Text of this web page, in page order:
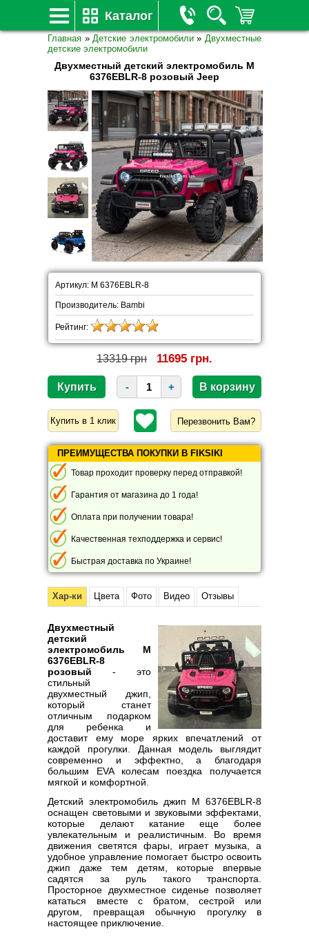
Каталог
Главная »Детские электромобили »Двухместные
детские электромобили
Двухместный детский электромобиль M
6376EBLR-8 розовый Jeep
Артикул: M 6376EBLR-8
Производитель: Bambi
Рейтинг:
13319 грн 11695 грн.
- +
Перезвонить Вам?
ПРЕИМУЩЕСТВА ПОКУПКИ В FIKSIKI
Товар проходит проверку перед отправкой!
Гарантия от магазина до 1 года!
Оплата при получении товара!
Качественная техподдержка и сервис!
Быстрая доставка по Украине!
Хар-ки Цвета Фото Видео Отзывы
Двухместный
детский
электромобиль M
6376EBLR-8
розовый - это
стильный
двухместный джип,
который станет
отличным подарком
для ребенка и
доставит ему море ярких впечатлений от
каждой прогулки. Данная модель выглядит
современно и эффектно, а благодаря
большим EVA колесам поездка получается
мягкой и комфортной.
Детский электромобиль джип M 6376EBLR-8
оснащен световыми и звуковыми эффектами,
которые делают катание еще более
увлекательным и реалистичным. Во время
движения светятся фары, играет музыка, а
удобное управление помогает быстро освоить
джип даже тем детям, которые впервые
садятся за руль такого транспорта.
Просторное двухместное сиденье позволяет
кататься вместе с братом, сестрой или
другом, превращая обычную прогулку в
настоящее приключение.